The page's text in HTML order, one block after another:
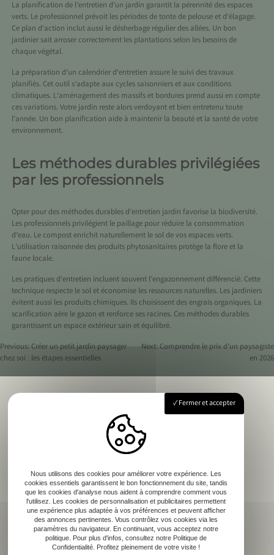
La planification de l’entretien d’un jardin garantit la pérennité des espaces
verts. Le professionnel prévoit les périodes de tonte de pelouse et d’élagage.
Ce plan d’action inclut aussi le désherbage régulier des allées. Un bon
jardinier sait arroser correctement les plantations selon les besoins de
chaque végétal.
La préparation d’un calendrier d’entretien assure le suivi des travaux
planifiés. Cet outil s’adapte aux cycles saisonniers et aux conditions
climatiques. L’aménagement des massifs et bordures prend aussi en compte
ces variations. Votre jardin reste alors verdoyant et bien entretenu toute
l’année. Un bon planification aide à maintenir la beauté et la santé de votre
environnement.
Les méthodes durables privilégiées
par les professionnels
Opter pour des méthodes durables d’entretien jardin favorise la biodiversité.
Les professionnels privilégient le paillage pour réduire la consommation
d’eau. Le compost enrichit naturellement le sol de vos espaces verts.
L’utilisation raisonnée des produits phytosanitaires protège la flore et la
faune locale.
Les pratiques d’entretien incluent souvent l’engazonnement différencié. Cette
technique respecte le sol et économise les ressources naturelles. Les jardiniers
évitent aussi les produits chimiques. Ils choisissent des engrais organiques. La
scarification aère le gazon et renforce ses racines. Ces méthodes durables
garantissent un espace extérieur sain et équilibré.
Navigation
de
Previous:Créer un petit jardin paysager
chez soi : les étapes essentielles
Next:Comprendre le prix d’un paysagiste
en 2026
Accueil
Création de jardin
Contact
Fermer et accepter
Nous utilisons des cookies pour améliorer votre expérience. Les
cookies essentiels garantissent le bon fonctionnement du site, tandis
que les cookies d'analyse nous aident à comprendre comment vous
l'utilisez. Les cookies de personnalisation et publicitaires permettent
une expérience plus adaptée à vos préférences et peuvent afficher
des annonces pertinentes. Vous contrôlez vos cookies via les
paramètres du navigateur. En continuant, vous acceptez notre
politique. Pour plus d'infos, consultez notre Politique de
Confidentialité. Profitez pleinement de votre visite !